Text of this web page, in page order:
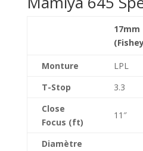
17mm
Monture LPL
T-Stop
3.3
Close
Focus (ft)
11″
Diamètre